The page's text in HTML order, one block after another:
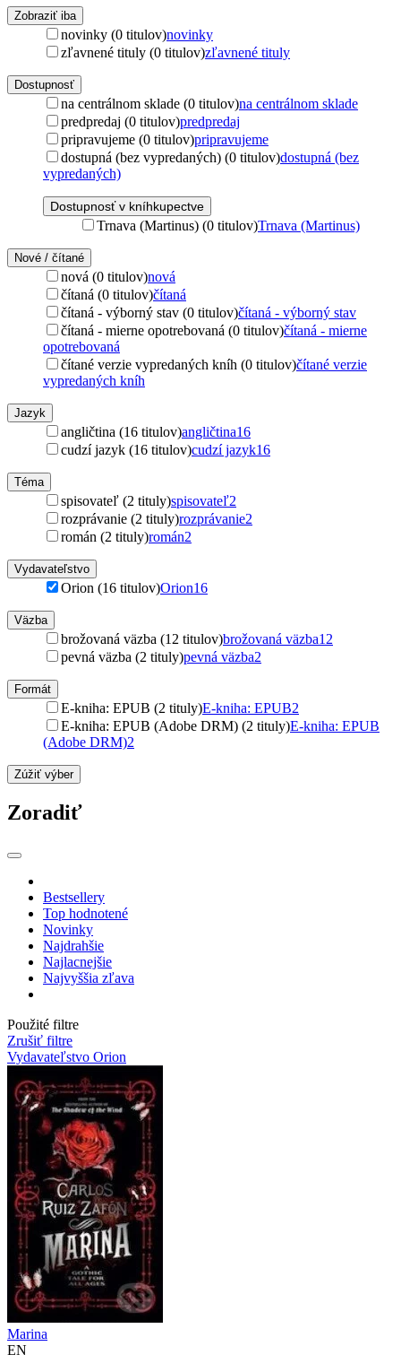
Zobraziť iba
novinky (0 titulov)novinky
zľavnené tituly (0 titulov)zľavnené tituly
Dostupnosť
na centrálnom sklade (0 titulov)na centrálnom sklade
predpredaj (0 titulov)predpredaj
pripravujeme (0 titulov)pripravujeme
dostupná (bez vypredaných) (0 titulov)dostupná (bez
vypredaných)
Dostupnosť v kníhkupectve
Trnava (Martinus) (0 titulov)Trnava (Martinus)
Nové / čítané
nová (0 titulov)nová
čítaná (0 titulov)čítaná
čítaná - výborný stav (0 titulov)čítaná - výborný stav
čítaná - mierne opotrebovaná (0 titulov)čítaná - mierne
opotrebovaná
čítané verzie vypredaných kníh (0 titulov)čítané verzie
vypredaných kníh
Jazyk
angličtina (16 titulov)angličtina16
cudzí jazyk (16 titulov)cudzí jazyk16
Téma
spisovateľ (2 tituly)spisovateľ2
rozprávanie (2 tituly)rozprávanie2
román (2 tituly)román2
Vydavateľstvo
Orion (16 titulov)Orion16
Väzba
brožovaná väzba (12 titulov)brožovaná väzba12
pevná väzba (2 tituly)pevná väzba2
Formát
E-kniha: EPUB (2 tituly)E-kniha: EPUB2
E-kniha: EPUB (Adobe DRM) (2 tituly)E-kniha: EPUB
(Adobe DRM)2
Zúžiť výber
Zoradiť
Bestsellery
Top hodnotené
Novinky
Najdrahšie
Najlacnejšie
Najvyššia zľava
Použité filtre
Zrušiť filtre
Vydavateľstvo Orion
Marina
EN